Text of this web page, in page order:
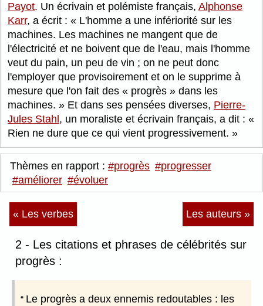
Payot. Un écrivain et polémiste français, Alphonse
Karr, a écrit :
L'homme a une infériorité sur les
machines. Les machines ne mangent que de
l'électricité et ne boivent que de l'eau, mais l'homme
veut du pain, un peu de vin ; on ne peut donc
l'employer que provisoirement et on le supprime à
mesure que l'on fait des « progrès » dans les
machines.
Et dans ses pensées diverses, Pierre-
Jules Stahl , un moraliste et écrivain français, a dit :
Rien ne dure que ce qui vient progressivement.
Thèmes en rapport : #progrès #progresser
#améliorer #évoluer
« Les verbes Les auteurs »
2 - Les citations et phrases de célébrités sur
progrès :
Le progrès a deux ennemis redoutables : les